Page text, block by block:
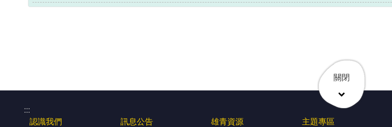
關閉
:::
認識我們
訊息公告 雄青資源 主題專區